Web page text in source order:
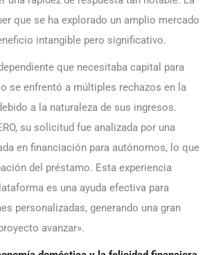
que se ha explorado un amplio mercado
intangible pero significativo.
que necesitaba capital para
se enfrentó a múltiples rechazos en la
a la naturaleza de sus ingresos.
su solicitud fue analizada por una
en financiación para autónomos, lo que
del préstamo. Esta experiencia
es una ayuda efectiva para
personalizadas, generando una gran
avanzar».